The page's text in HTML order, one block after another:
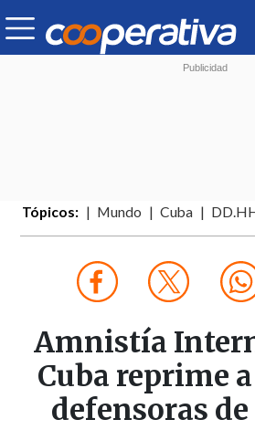
Tópicos: Mundo Cuba
Amnistía
Cuba reprime
defensoras de